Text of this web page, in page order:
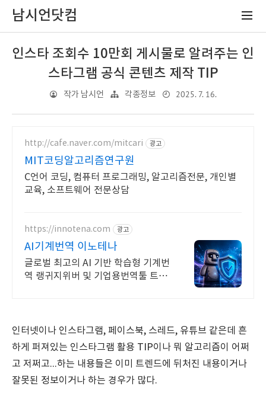
남시언닷컴
인스타 조회수 10만회 게시물로 알려주는 인
스타그램 공식 콘텐츠 제작 TIP
작가 남시언 각종정보 2025. 7. 16.
http://cafe.naver.com/mitcari 광고
MIT코딩알고리즘연구원
C언어 코딩, 컴퓨터 프로그래밍, 알고리즘전문, 개인별
교육, 소프트웨어 전문상담
https://innotena.com 광고
AI기계번역 이노테나
글로벌 최고의 AI 기반 학습형 기계번
역 랭귀지위버 및 기업용번역툴 트라
인터넷이나 인스타그램, 페이스북, 스레드, 유튜브 같은데 흔
하게 퍼져있는 인스타그램 활용 TIP이나 뭐 알고리즘이 어쩌
고 저쩌고...하는 내용들은 이미 트렌드에 뒤처진 내용이거나
잘못된 정보이거나 하는 경우가 많다.